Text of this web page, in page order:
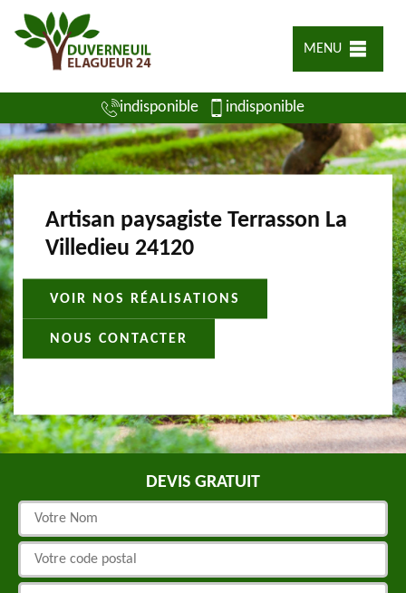
MENU
indisponible indisponible
Artisan paysagiste Terrasson La
Villedieu 24120
VOIR NOS RÉALISATIONS
NOUS CONTACTER
DEVIS GRATUIT